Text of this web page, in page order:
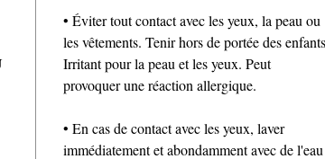
• Éviter tout contact avec les yeux, la peau ou
les vêtements. Tenir hors de portée des
Irritant pour la peau et les yeux. Peut
provoquer une réaction allergique.
• En cas de contact avec les yeux, laver
immédiatement et abondamment avec de l'eau